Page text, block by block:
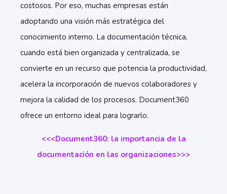
costosos. Por eso, muchas empresas están
adoptando una visión más estratégica del
conocimiento interno. La documentación técnica,
cuando está bien organizada y centralizada, se
convierte en un recurso que potencia la productividad,
acelera la incorporación de nuevos colaboradores y
mejora la calidad de los procesos. Document360
ofrece un entorno ideal para lograrlo.
<<<Document360: la importancia de la
documentación en las organizaciones>>>